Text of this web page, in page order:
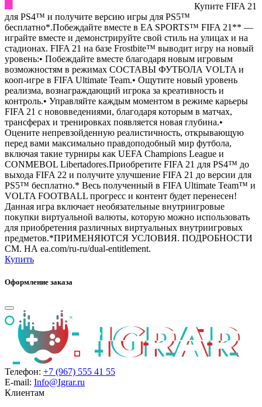
Купите FIFA 21
для PS4™ и получите версию игры для PS5™
бесплатно*.Побеждайте вместе в EA SPORTS™ FIFA 21** —
играйте вместе и демонстрируйте свой стиль на улицах и на
стадионах. FIFA 21 на базе Frostbite™ выводит игру на новый
уровень:• Побеждайте вместе благодаря новым игровым
возможностям в режимах СОСТАВЫ ФУТБОЛА VOLTA и
кооп-игре в FIFA Ultimate Team.• Ощутите новый уровень
реализма, вознаграждающий игрока за креативность и
контроль.• Управляйте каждым моментом в режиме карьеры
FIFA 21 с нововведениями, благодаря которым в матчах,
трансферах и тренировках появляется новая глубина.•
Оцените непревзойденную реалистичность, открывающую
перед вами максимально правдоподобный мир футбола,
включая такие турниры как UEFA Champions League и
CONMEBOL Libertadores.Приобретите FIFA 21 для PS4™ до
выхода FIFA 22 и получите улучшение FIFA 21 до версии для
PS5™ бесплатно.* Весь полученный в FIFA Ultimate Team™ и
VOLTA FOOTBALL прогресс и контент будет перенесен!
Данная игра включает необязательные внутриигровые
покупки виртуальной валюты, которую можно использовать
для приобретения различных виртуальных внутриигровых
предметов.*ПРИМЕНЯЮТСЯ УСЛОВИЯ. ПОДРОБНОСТИ
СМ. НА ea.com/ru-ru/dual-entitlement.
Купить
Оформление заказа
Телефон: +7 (967) 555 41 55
E-mail: Info@Igrar.ru
Клиентам